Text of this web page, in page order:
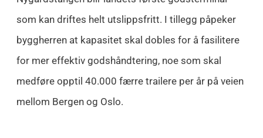
som kan driftes helt utslippsfritt. I tillegg påpeker
byggherren at kapasitet skal dobles for å fasilitere
for mer effektiv godshåndtering, noe som skal
medføre opptil 40.000 færre trailere per år på veien
mellom Bergen og Oslo.